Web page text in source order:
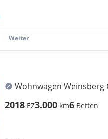
Weiter
Wohnwagen Weinsberg
2018 EZ3.000 km6 Betten